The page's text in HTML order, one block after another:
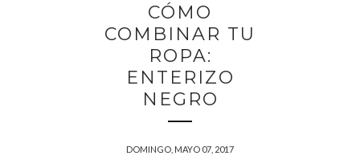
CÓMO
COMBINAR TU
ROPA:
ENTERIZO
NEGRO
DOMINGO, MAYO 07, 2017